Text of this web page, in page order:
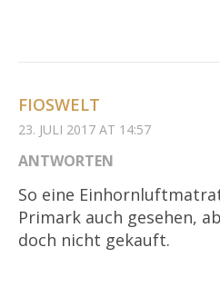
FIOSWELT
23. JULI 2017 AT 14:57
ANTWORTEN
So eine
Primark auch gesehen,
doch nicht gekauft.